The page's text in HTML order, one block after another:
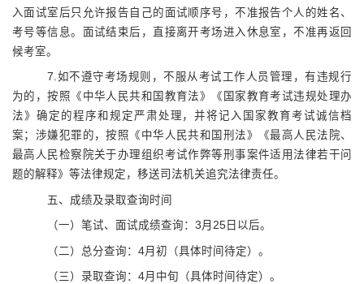
入面试室后只允许报告自己的面试顺序号，不准报告个人的姓名、
考号等信息。面试结束后，直接离开考场进入休息室 ，不准再返回
候考室。
7.如不遵守考场规则，不服从考试工作人员管理，有违规行
为的，按照《中华人民共和国教育法》《国家教育考试违规处理办
法》确定的程序和规定严肃处理，并将记入国家教育考试诚信档
案；涉嫌犯罪的，按照《中华人民共和国刑法》《最高人民法院、
最高人民检察院关于办理组织考试作弊等刑事案件适用法律若干问
题的解释》等法律规定，移送司法机关追究法律责任。
五、 成绩及录取查询时间
（一）笔试、面试成绩查询： 3月25日以后。
（二）总分查询： 4月初（具体时间待定）。
（三）录取查询： 4月中旬（具体时间待定）。